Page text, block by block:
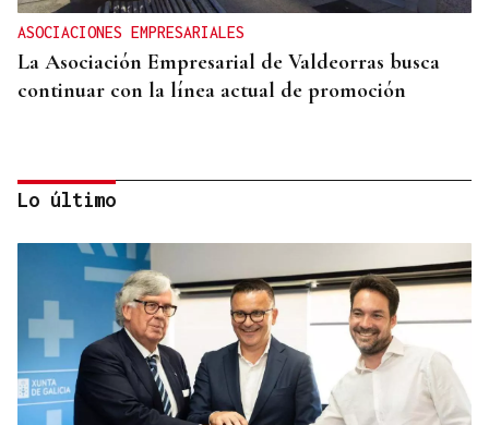
ASOCIACIONES EMPRESARIALES
La Asociación Empresarial de Valdeorras busca
continuar con la línea actual de promoción
DISTRIBUIDORA FAMILIAR
Lo último